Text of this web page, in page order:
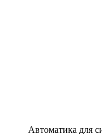
Автоматика для